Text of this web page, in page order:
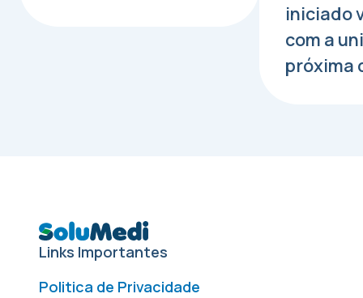
iniciado
com a
próxima
Links Importantes
Politica de Privacidade